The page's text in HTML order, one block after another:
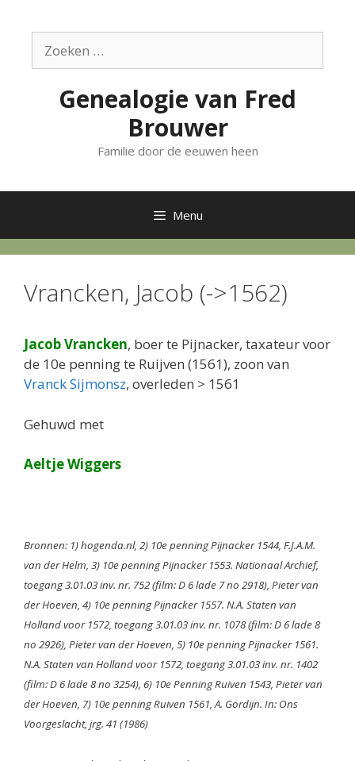
inhoudnaar:
Genealogie van Fred
Brouwer
Familie door de eeuwen heen
Menu
Vrancken, Jacob (->1562)
Jacob Vrancken, boer te Pijnacker, taxateur voor
de 10e penning te Ruijven (1561), zoon van
Vranck Sijmonsz, overleden > 1561
Gehuwd met
Aeltje Wiggers
Bronnen: 1) hogenda.nl, 2) 10e penning Pijnacker 1544, F.J.A.M.
van der Helm, 3) 10e penning Pijnacker 1553. Nationaal Archief,
toegang 3.01.03 inv. nr. 752 (film: D 6 lade 7 no 2918), Pieter van
der Hoeven, 4) 10e penning Pijnacker 1557. N.A. Staten van
Holland voor 1572, toegang 3.01.03 inv. nr. 1078 (film: D 6 lade 8
no 2926), Pieter van der Hoeven, 5) 10e penning Pijnacker 1561.
N.A. Staten van Holland voor 1572, toegang 3.01.03 inv. nr. 1402
(film: D 6 lade 8 no 3254), 6) 10e Penning Ruiven 1543, Pieter van
der Hoeven, 7) 10e penning Ruiven 1561, A. Gordijn. In: Ons
Voorgeslacht, jrg. 41 (1986)